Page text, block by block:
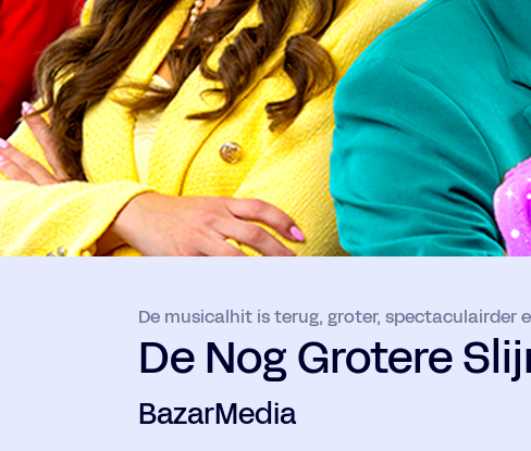
De Nog Grotere
BazarMedia
De musicalhit is terug, groter, spectaculairder